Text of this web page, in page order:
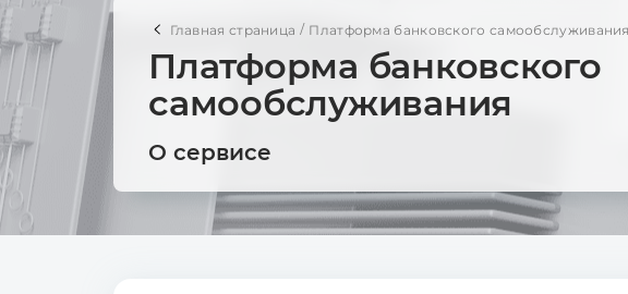
Главная страница Платформа банковского самообслуживания
Платформа банковского
самообслуживания
О сервисе